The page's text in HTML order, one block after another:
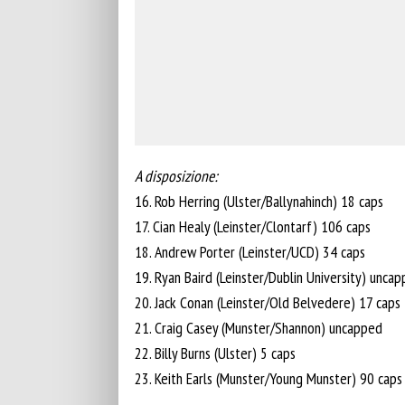
A disposizione:
16. Rob Herring (Ulster/Ballynahinch) 18 caps
17. Cian Healy (Leinster/Clontarf) 106 caps
18. Andrew Porter (Leinster/UCD) 34 caps
19. Ryan Baird (Leinster/Dublin University)
20. Jack Conan (Leinster/Old Belvedere) 17 caps
21. Craig Casey (Munster/Shannon) uncapped
22. Billy Burns (Ulster) 5 caps
23. Keith Earls (Munster/Young Munster) 90 caps